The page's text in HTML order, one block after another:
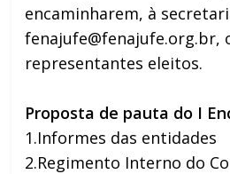
encaminharem, à
fenajufe@fenajufe.org.br,
representantes eleitos.
Proposta de pauta do I
1.Informes das entidades
2.Regimento Interno do